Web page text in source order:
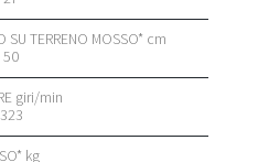
50
323